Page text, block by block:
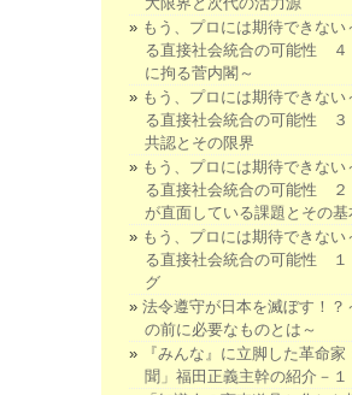
もう、プロには期待できない
る直接社会統合の可能性
に拘る菅内閣～
もう、プロには期待できない
る直接社会統合の可能性
共認とその限界
もう、プロには期待できない
る直接社会統合の可能性
が直面している課題とその基
もう、プロには期待できない
る直接社会統合の可能性
グ
法令遵守が日本を滅ぼす！？
の前に必要なものとは～
『みんな』に立脚した革命家
聞」福田正義主幹の紹介－１